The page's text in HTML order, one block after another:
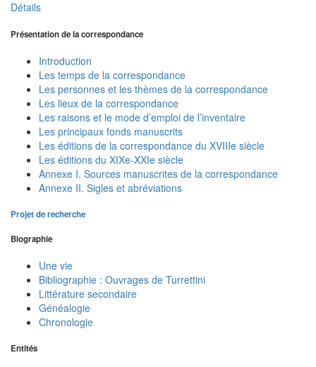
Détails
Présentation de la correspondance
Introduction
Les temps de la correspondance
Les personnes et les thèmes de la correspondance
Les lieux de la correspondance
Les raisons et le mode d’emploi de l’inventaire
Les principaux fonds manuscrits
Les éditions de la correspondance du XVIIIe siècle
Les éditions du XIXe-XXIe siècle
Annexe I. Sources manuscrites de la correspondance
Annexe II. Sigles et abréviations
Projet de recherche
Biographie
Une vie
Bibliographie : Ouvrages de Turrettini
Littérature secondaire
Généalogie
Chronologie
Entités